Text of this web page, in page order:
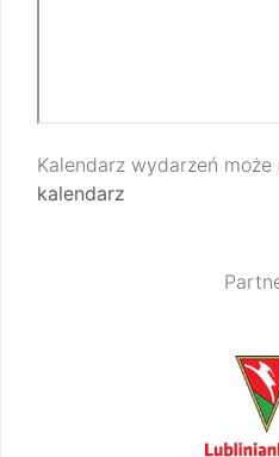
Kalendarz wydarzeń może
kalendarz